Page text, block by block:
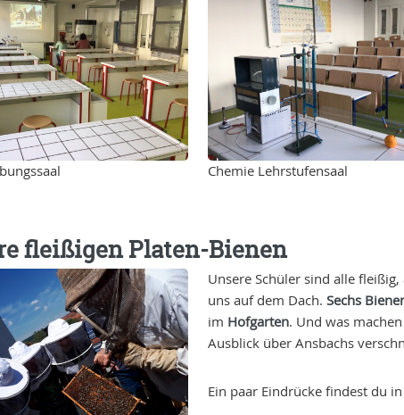
Chemie Lehrstufensaal
fleißigen Platen-Bienen
Unsere Schüler sind alle
uns auf dem Dach. Sechs
im Hofgarten. Und was
Ausblick über Ansbachs
Ein paar Eindrücke findest du